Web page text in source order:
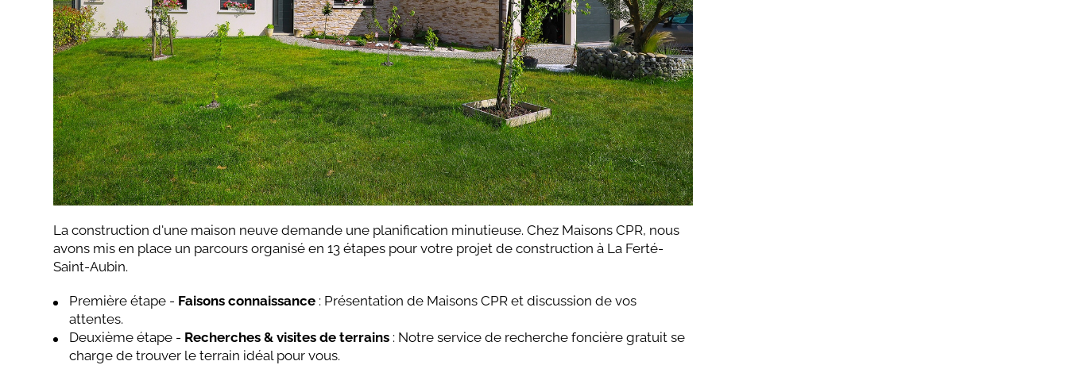
La construction d'une maison neuve demande une planification minutieuse. Chez Maisons CPR, nous
avons mis en place un parcours organisé en 13 étapes pour votre projet de construction à La Ferté-
Saint-Aubin.
Première étape - Faisons connaissance : Présentation de Maisons CPR et discussion de vos
attentes.
Deuxième étape - Recherches & visites de terrains : Notre service de recherche foncière gratuit se
charge de trouver le terrain idéal pour vous.